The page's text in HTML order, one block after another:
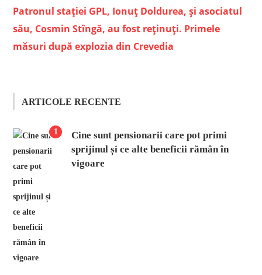
Patronul staţiei GPL, Ionuţ Doldurea, şi asociatul
său, Cosmin Stîngă, au fost reţinuţi. Primele
măsuri după explozia din Crevedia
ARTICOLE RECENTE
1
Cine sunt pensionarii care pot primi
sprijinul și ce alte beneficii rămân în
vigoare